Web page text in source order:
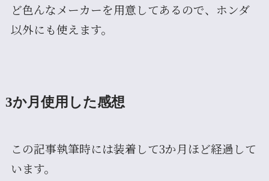
ど色んなメーカーを用意してあるので、ホンダ
以外にも使えます。
3か月使用した感想
この記事執筆時には装着して3か月ほど経過して
います。